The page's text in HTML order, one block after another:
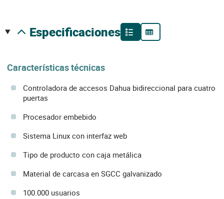
especificaciones
Características técnicas
Controladora de accesos Dahua bidireccional para cuatro
puertas
Procesador embebido
Sistema Linux con interfaz web
Tipo de producto con caja metálica
Material de carcasa en SGCC galvanizado
100.000 usuarios